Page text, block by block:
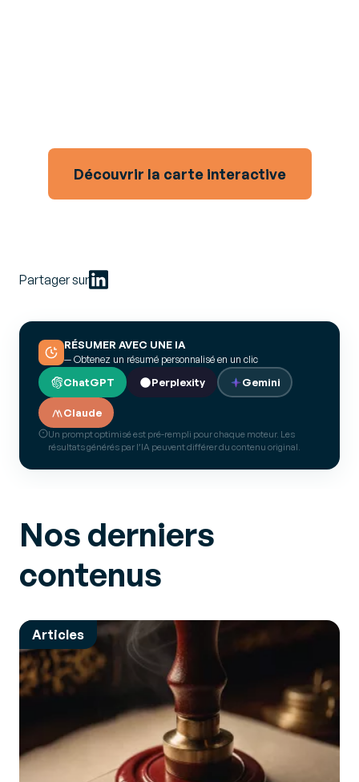
Découvrir la carte interactive
Partager sur
RÉSUMER AVEC UNE IA
— Obtenez un résumé personnalisé en un clic
ChatGPT Perplexity Gemini
Claude
Un prompt optimisé est pré-rempli pour chaque moteur. Les
résultats générés par l’IA peuvent différer du contenu original.
Nos derniers
contenus
Articles